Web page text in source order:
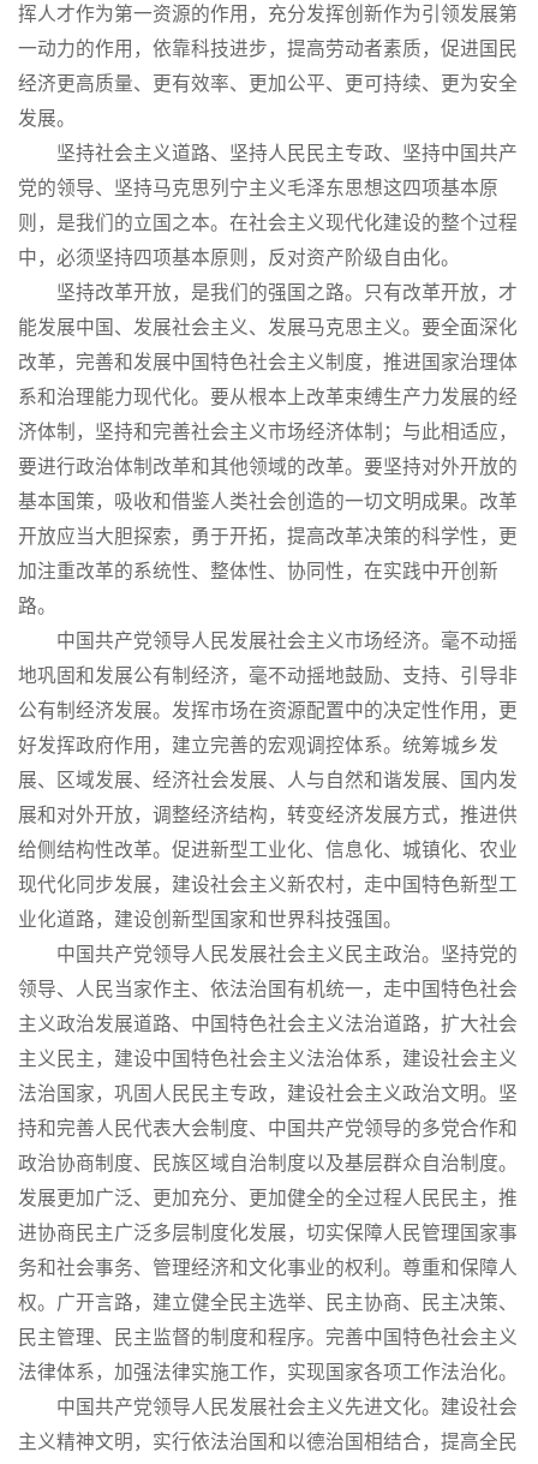
挥人才作为第一资源的作用，充分发挥创新作为引领发展第
一动力的作用，依靠科技进步，提高劳动者素质，促进国民
经济更高质量、更有效率、更加公平、更可持续、更为安全
发展。
坚持社会主义道路、坚持人民民主专政、坚持中国共产
党的领导、坚持马克思列宁主义毛泽东思想这四项基本原
则，是我们的立国之本。在社会主义现代化建设的整个过程
中，必须坚持四项基本原则，反对资产阶级自由化。
坚持改革开放，是我们的强国之路。只有改革开放，才
能发展中国、发展社会主义、发展马克思主义。要全面深化
改革，完善和发展中国特色社会主义制度，推进国家治理体
系和治理能力现代化。要从根本上改革束缚生产力发展的经
济体制，坚持和完善社会主义市场经济体制；与此相适应，
要进行政治体制改革和其他领域的改革。要坚持对外开放的
基本国策，吸收和借鉴人类社会创造的一切文明成果。改革
开放应当大胆探索，勇于开拓，提高改革决策的科学性，更
加注重改革的系统性、整体性、协同性，在实践中开创新
路。
中国共产党领导人民发展社会主义市场经济。毫不动摇
地巩固和发展公有制经济，毫不动摇地鼓励、支持、引导非
公有制经济发展。发挥市场在资源配置中的决定性作用，更
好发挥政府作用，建立完善的宏观调控体系。统筹城乡发
展、区域发展、经济社会发展、人与自然和谐发展、国内发
展和对外开放，调整经济结构，转变经济发展方式，推进供
给侧结构性改革。促进新型工业化、信息化、城镇化、农业
现代化同步发展，建设社会主义新农村，走中国特色新型工
业化道路，建设创新型国家和世界科技强国。
中国共产党领导人民发展社会主义民主政治。坚持党的
领导、人民当家作主、依法治国有机统一，走中国特色社会
主义政治发展道路、中国特色社会主义法治道路，扩大社会
主义民主，建设中国特色社会主义法治体系，建设社会主义
法治国家，巩固人民民主专政，建设社会主义政治文明。坚
持和完善人民代表大会制度、中国共产党领导的多党合作和
政治协商制度、民族区域自治制度以及基层群众自治制度。
发展更加广泛、更加充分、更加健全的全过程人民民主，推
进协商民主广泛多层制度化发展，切实保障人民管理国家事
务和社会事务、管理经济和文化事业的权利。尊重和保障人
权。广开言路，建立健全民主选举、民主协商、民主决策、
民主管理、民主监督的制度和程序。完善中国特色社会主义
法律体系，加强法律实施工作，实现国家各项工作法治化。
中国共产党领导人民发展社会主义先进文化。建设社会
主义精神文明，实行依法治国和以德治国相结合，提高全民